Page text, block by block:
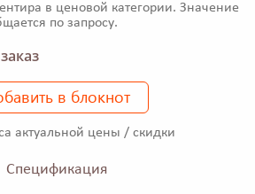
в ценовой категории. Значение
по запросу.
в блокнот
актуальной цены / скидки
Спецификация